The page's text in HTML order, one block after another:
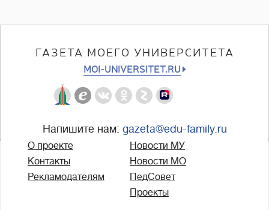
ГАЗЕТА МОЕГО УНИВЕРСИТЕТА
MOI-UNIVERSITET.RU
Напишите нам: gazeta@edu-family.ru
О проекте
Контакты
Рекламодателям
Новости МУ
Новости МО
ПедСовет
Проекты